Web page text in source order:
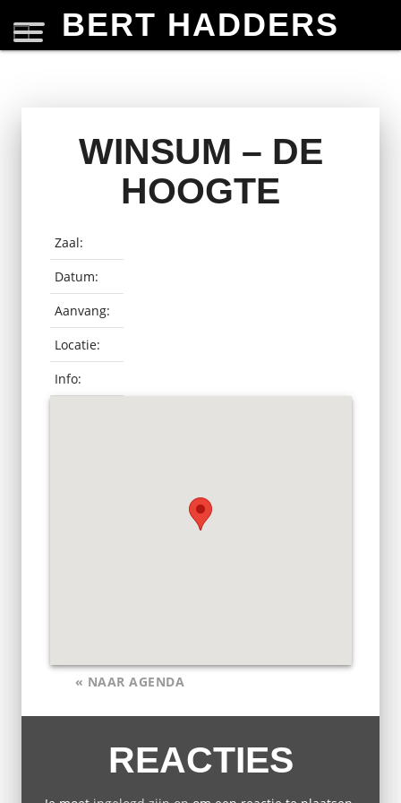
BERT HADDERS
WINSUM – DE
HOOGTE
Zaal:
Datum:
Aanvang:
Locatie:
Info:
« NAAR AGENDA
REACTIES